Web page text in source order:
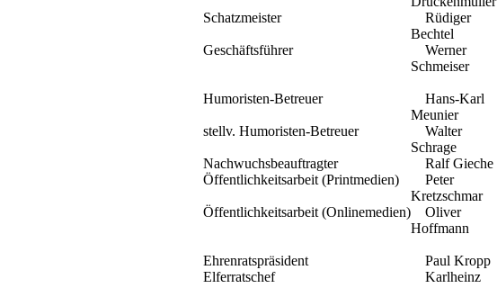
Schatzmeister
Rüdiger
Bechtel
Geschäftsführer
Werner
Schmeiser
Humoristen-Betreuer
Hans-Karl
Meunier
stellv. Humoristen-Betreuer
Walter
Schrage
Nachwuchsbeauftragter
Ralf Gieche
Öffentlichkeitsarbeit (Printmedien)
Peter
Kretzschmar
Öffentlichkeitsarbeit (Onlinemedien) Oliver
Hoffmann
Ehrenratspräsident
Paul Kropp
Elferratschef
Karlheinz